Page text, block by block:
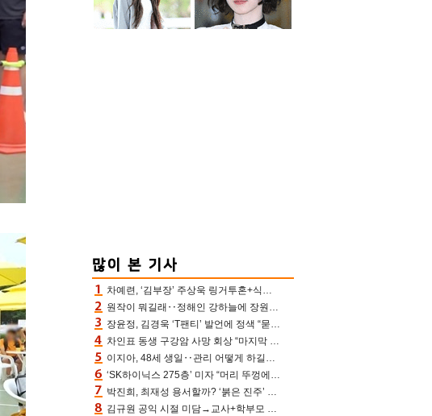
차예련, ‘김부장’ 주상욱 링거투혼+식스팩 비화 “옷 벗는데 아저씨는 안 된다고”(차장금)
원작이 뭐길래‥정해인 강하늘에 장원영까지 참여한 이 영화
장윤정, 김경욱 ‘T팬티’ 발언에 정색 “묻지 않았는데, 그것도 성희롱”(장공장)
차인표 동생 구강암 사망 회상 “마지막 순간 동생 손 잡아준 신애라, 두고두고 고마워” (신애라이프)
이지아, 48세 생일‥관리 어떻게 하길래 놀라운 동안 미모
‘SK하이닉스 275층’ 미자 “머리 뚜껑에서 사, 주식만 안 해도 돈 버는 것”
박진희, 최재성 용서할까? ‘붉은 진주’ 오늘(7일) 결말 나온다
김규원 공익 시절 미담→교사+학부모 추가 미담 속출 “휠체어 탄 아이와 산책도”[종합]